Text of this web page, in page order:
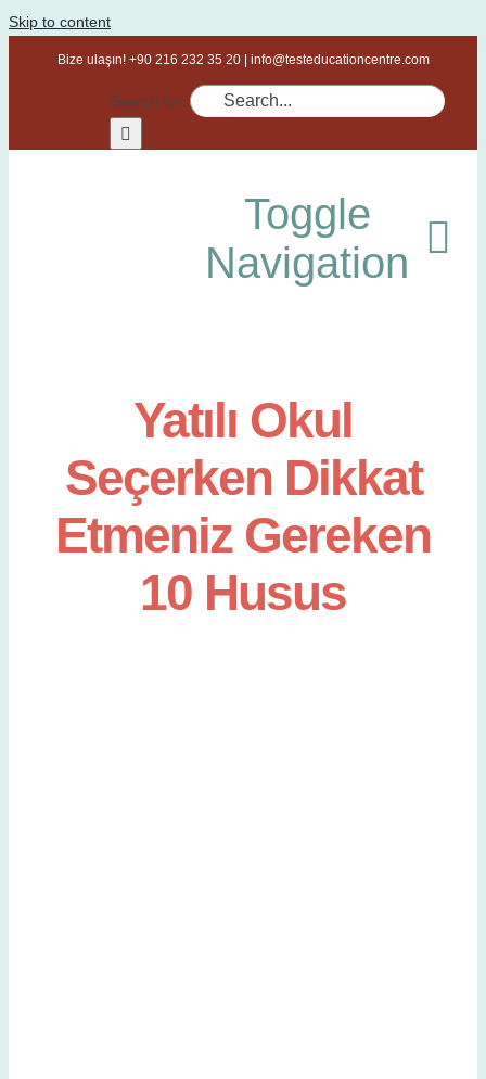
Skip to content
Bize ulaşın! +90 216 232 35 20 | info@testeducationcentre.com
Search for:
Toggle
Navigation
Yurt Dışı
Yatılı Okul
Seçerken Dikkat
Etmeniz Gereken
10 Husus